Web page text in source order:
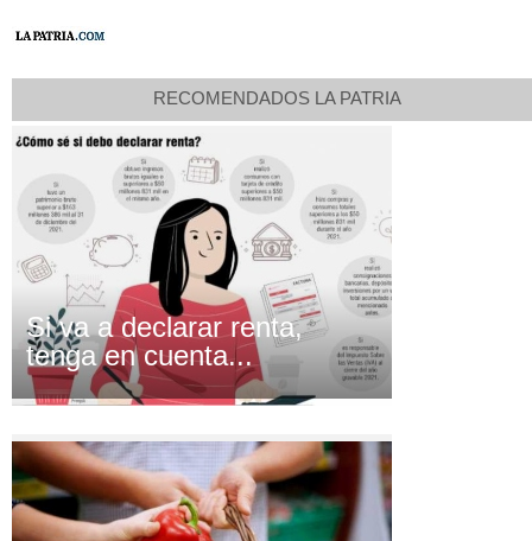
RECOMENDADOS LA PATRIA
Si va a declarar renta,
tenga en cuenta...